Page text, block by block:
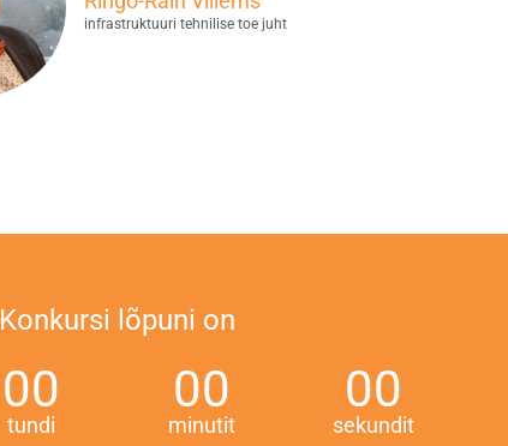
infrastruktuuri tehnilise toe juht
Konkursi lõpuni on
00
tundi
00
minutit
00
sekundit